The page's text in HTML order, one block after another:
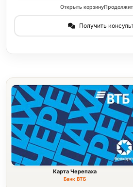
Открыть корзину
Получить
Карта Черепаха
Банк ВТБ